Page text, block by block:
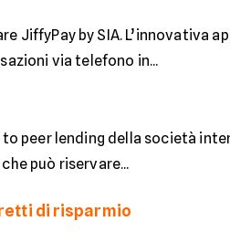
JiffyPay by SIA. L’innovativa
via telefono in...
peer lending della società
può riservare...
di risparmio